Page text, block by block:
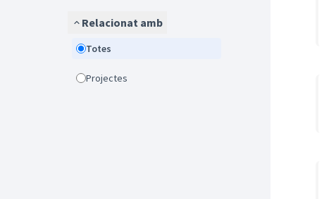
Relacionat amb
Totes
Projectes